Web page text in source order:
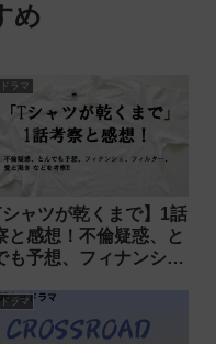
め
ドラマ
シャツが乾くまで】1話
と感想！不倫疑惑、と
も予想、フィナンシ
ラマ